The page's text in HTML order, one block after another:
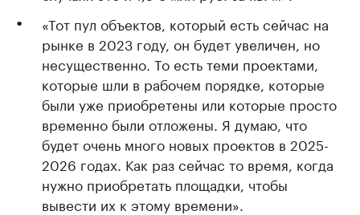
«Тот пул объектов, который есть сейчас на
рынке в 2023 году, он будет увеличен, но
несущественно. То есть теми проектами,
которые шли в рабочем порядке, которые
были уже приобретены или которые просто
временно были отложены. Я думаю, что
будет очень много новых проектов в 2025-
2026 годах. Как раз сейчас то время, когда
нужно приобретать площадки, чтобы
вывести их к этому времени».